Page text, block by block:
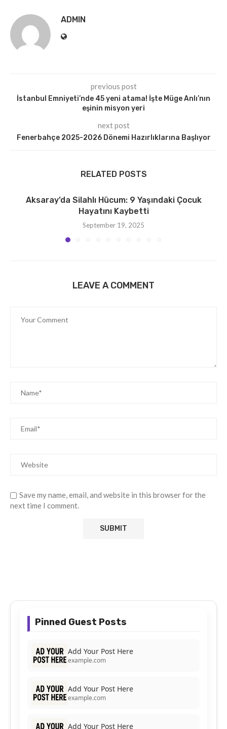
ADMIN
previous post
İstanbul Emniyeti’nde 45 yeni atama! İşte Müge Anlı’nın
eşinin misyon yeri
next post
Fenerbahçe 2025-2026 Dönemi Hazırlıklarına Başlıyor
RELATED POSTS
Aksaray’da Silahlı Hücum: 9 Yaşındaki Çocuk
Hayatını Kaybetti
September 19, 2025
LEAVE A COMMENT
Save my name, email, and website in this browser for the
next time I comment.
Pinned Guest Posts
Add Your Post Here
example.com
Add Your Post Here
example.com
Add Your Post Here